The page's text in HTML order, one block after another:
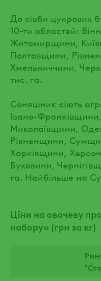
До сівби цукрових
10-ти областей:
Житомирщини,
Полтавщини,
Хмельниччини,
тис. га.
Соняшник сіють
Івано-
Миколаївщини,
Рівненщини,
Харківщини,
Буковини,
га. Найбільше на
Ціни на овочеву
набору» (грн за кг)